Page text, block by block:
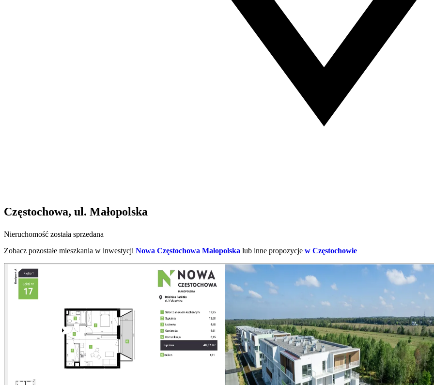
Częstochowa, ul. Małopolska
Nieruchomość została sprzedana
Zobacz pozostałe mieszkania w inwestycji Nowa Częstochowa Małopolska lub inne propozycje w Częstochowie